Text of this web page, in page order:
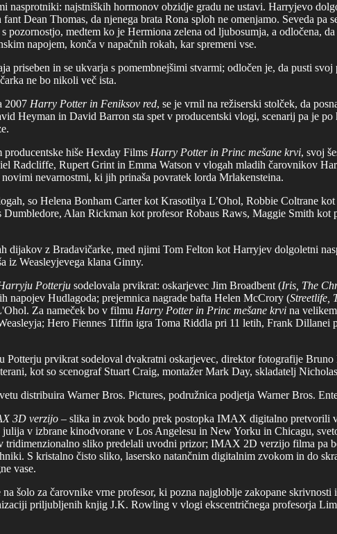
nasprotniki: najstniških hormonov obzidje gradu ne ustavi. Harryjevo
Dean Thomas, da njenega brata Rona sploh ne omenjamo. Seveda pa
pozornostjo, medtem ko je Hermiona zelena od ljubosumja, a odločena,
napojem, konča v napačnih rokah, kar spremeni vse.
priseben in se ukvarja s pomembnejšimi stvarmi; odločen je, da pusti
ne bo nikoli več ista.
2007 Harry Potter in Feniksov red, se je vrnil na režiserski stolček, da
Heyman in David Barron sta spet v producentski vlogi, scenarij pa je
hiše Hexday Films Harry Potter in Princ mešane krvi, svoj
Radcliffe, Rupert Grint in Emma Watson v vlogah mladih čarovnikov
nevarnostmi, ki jih prinaša povratek lorda Mrlakensteina.
so Helena Bonham Carter kot Krasotilya L’Ohol, Robbie Coltrane
Alan Rickman kot profesor Robaus Raws, Maggie Smith
dijakov z Bradavičarke, med njimi Tom Felton kot Harryjev dolgoletni
iz Weasleyjevega klana Ginny.
Potterju sodelovala prvikrat: oskarjevec Jim Broadbent (Iris, The
napojev Hudlagoda; prejemnica nagrade bafta Helen McCrory (Streetlife,
Za nameček bo v filmu Harry Potter in Princ mešane krvi na
Hero Fiennes Tiffin igra Toma Riddla pri 11 letih, Frank Dillanei
Potterju prvikrat sodeloval dvakratni oskarjevec, direktor fotografije
kot so scenograf Stuart Craig, montažer Mark Day, skladatelj
distribuira Warner Bros. Pictures, podružnica podjetja Warner Bros.
3D verzijo – slika in zvok bodo prek postopka IMAX digitalno pretvorili
v izbrane kinodvorane v Los Angelesu in New Yorku in Chicagu,
sliko predelali uvodni prizor; IMAX 2D verzijo filma pa
S kristalno čisto sliko, lasersko natančnim digitalnim zvokom in do
vase.
na šolo za čarovnike vrne profesor, ki pozna najgloblje zakopane
priljubljenih knjig J.K. Rowling v vlogi ekscentričnega profesorja